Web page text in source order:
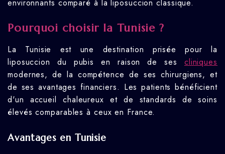
environnants comparé à la liposuccion classique.
Pourquoi choisir la Tunisie ?
La Tunisie est une destination prisée pour la
liposuccion du pubis en raison de ses cliniques
modernes, de la compétence de ses chirurgiens, et
de ses avantages financiers. Les patients bénéficient
d'un accueil chaleureux et de standards de soins
élevés comparables à ceux en France.
Avantages en Tunisie